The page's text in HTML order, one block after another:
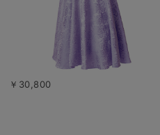
￥30,800